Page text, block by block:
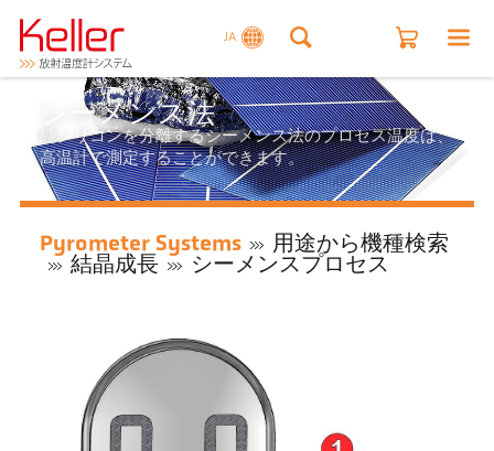
JA
シーメンス法
純シリコンを分離するシーメンス法のプロセス温度は、
高温計で測定することができます。
Pyrometer Systems
用途から機種検索
結晶成長
シーメンスプロセス